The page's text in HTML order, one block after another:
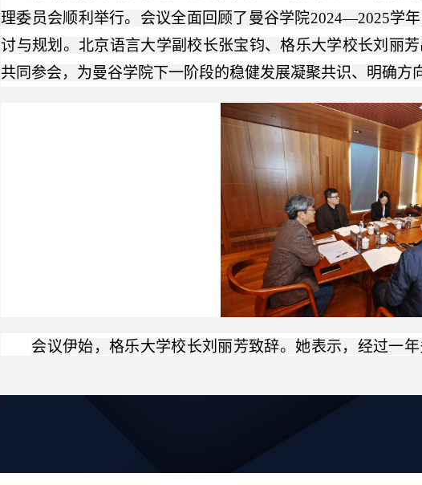
理委员会顺利举行。会议全面回顾了曼谷学院2024—2025学
讨与规划。北京语言大学副校长张宝钧、格乐大学校长刘丽
共同参会，为曼谷学院下一阶段的稳健发展凝聚共识、明确方
会议伊始，格乐大学校长刘丽芳致辞。她表示，经过一
深化合作，整合资源，共同助力曼谷学院实现可持续发展。
稳，制度建设逐步完善，本科与硕士人才培养体系稳步建立